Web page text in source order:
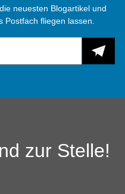
neuesten Blogartikel und
Postfach fliegen lassen.
zur Stelle!